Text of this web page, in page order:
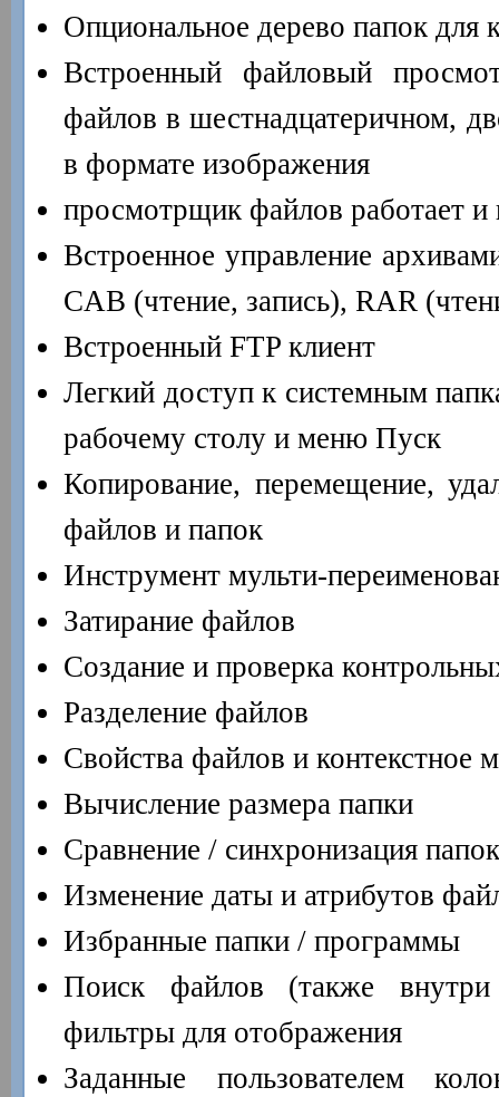
Опциональное дерево папок для
Встроенный файловый
файлов в шестнадцатеричном,
в формате изображения
просмотрщик файлов работает и
Встроенное управление
CAB (чтение, запись), RAR
Встроенный FTP клиент
Легкий доступ к системным
рабочему столу и меню Пуск
Копирование, перемещение,
файлов и папок
Инструмент мульти-
Затирание файлов
Создание и проверка
Разделение файлов
Свойства файлов и контекстное
Вычисление размера папки
Сравнение / синхронизация папок
Изменение даты и атрибутов
Избранные папки / программы
Поиск файлов (также
фильтры для отображения
Заданные пользователем